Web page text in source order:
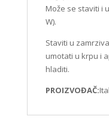
Može se staviti i
W).
Staviti u
umotati u krpu i
hladiti.
PROIZVOĐAČ: